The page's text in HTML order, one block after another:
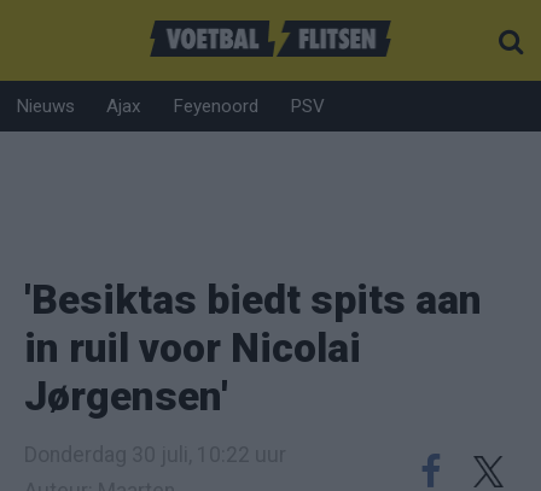
Nieuws Ajax Feyenoord PSV
'Besiktas biedt spits aan
in ruil voor Nicolai
Jørgensen'